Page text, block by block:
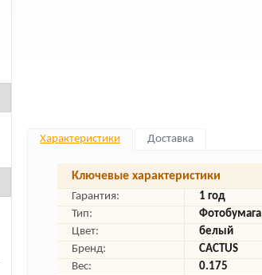
Характеристики Доставка
Ключевые характеристики
Гарантия:
1 год
Тип:
Фотобумага
Цвет:
белый
Бренд:
CACTUS
Вес:
0.175